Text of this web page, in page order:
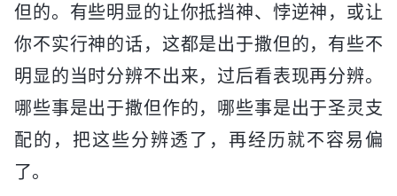
但的。有些明显的让你抵挡神、悖逆神，或让
你不实行神的话，这都是出于撒但的，有些不
明显的当时分辨不出来，过后看表现再分辨。
哪些事是出于撒但作的，哪些事是出于圣灵支
配的，把这些分辨透了，再经历就不容易偏
了。